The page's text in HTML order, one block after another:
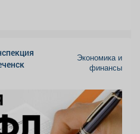
Экономика и
финансы